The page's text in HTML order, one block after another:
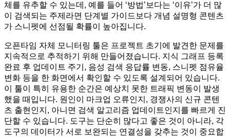
체를 유추할 수 있는데, 예를 들어 ‘방법’보다는 ‘이유’가 더 많
이 검색되는 주제라면 단계별 가이드보다 개념 설명형 콘텐츠
가 스니펫에 선점될 확률이 높아집니다.
오픈타임 자체 모니터링 툴은 프로젝트 초기에 발견한 문제를
지속적으로 추적하기 위해 만들어졌습니다. 지식 그래프 등록
완료 후 업데이트 주기, 음성 검색 응답률 변동, 스니펫 점유율
변화 등을 한 화면에서 확인할 수 있도록 설계되어 있습니다.
이 툴이 특히 유용한 순간은 예상치 못한 트래픽 변동이 발생
했을 때입니다. 원인이 마크업 오류인지, 경쟁사의 신규 콘텐
츠 출현인지, 아니면 검색 알고리즘 업데이트인지를 빠르게 진
단할 수 있습니다. 도구는 단순히 많다고 좋은 것이 아니라, 각
도구의 데이터가 서로 보완되는 연결성을 갖추는 것이 중요합